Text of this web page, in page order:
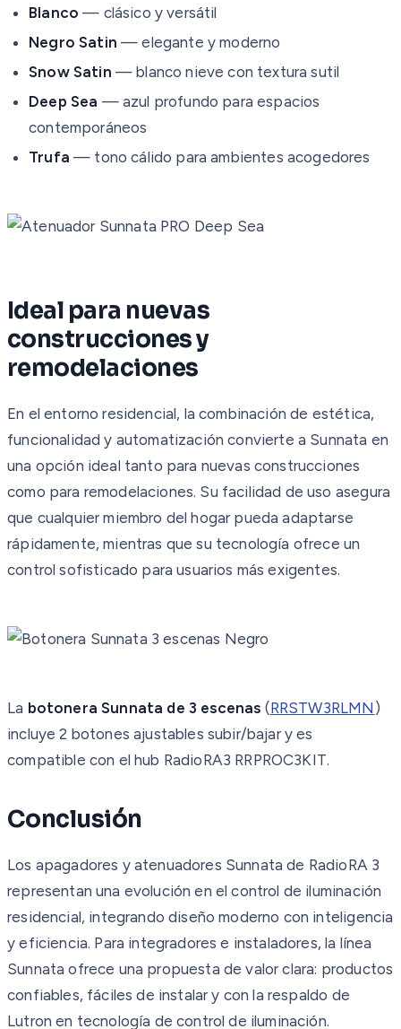
Blanco — clásico y versátil
Negro Satin — elegante y moderno
Snow Satin — blanco nieve con textura sutil
Deep Sea — azul profundo para espacios
contemporáneos
Trufa — tono cálido para ambientes acogedores
Ideal para nuevas
construcciones y
remodelaciones
En el entorno residencial, la combinación de estética,
funcionalidad y automatización convierte a Sunnata en
una opción ideal tanto para nuevas construcciones
como para remodelaciones. Su facilidad de uso asegura
que cualquier miembro del hogar pueda adaptarse
rápidamente, mientras que su tecnología ofrece un
control sofisticado para usuarios más exigentes.
La botonera Sunnata de 3 escenas (RRSTW3RLMN )
incluye 2 botones ajustables subir/bajar y es
compatible con el hub RadioRA3 RRPROC3KIT.
Conclusión
Los apagadores y atenuadores Sunnata de RadioRA 3
representan una evolución en el control de iluminación
residencial, integrando diseño moderno con inteligencia
y eficiencia. Para integradores e instaladores, la línea
Sunnata ofrece una propuesta de valor clara: productos
confiables, fáciles de instalar y con la respaldo de
Lutron en tecnología de control de iluminación.